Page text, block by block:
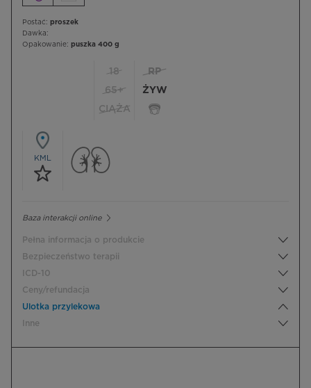
Postać: proszek
Dawka:
Opakowanie: puszka 400 g
18
65+
CIĄŻA
RP
ŻYW
KML
Baza interakcji online
Pełna informacja o produkcie
Bezpieczeństwo terapii
ICD-10
Ceny/refundacja
Ulotka przylekowa
Inne